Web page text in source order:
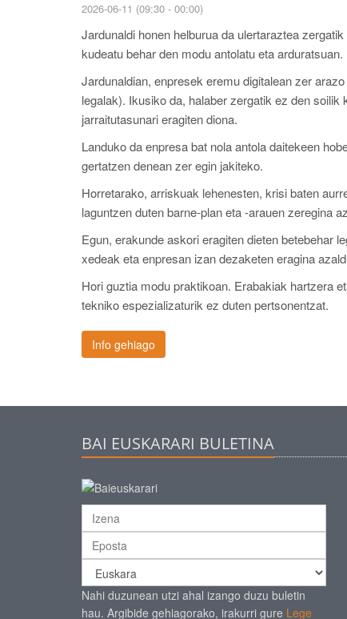
2026-06-11 (09:30 - 00:00)
Jardunaldi honen helburua da ulertaraztea
kudeatu behar den modu antolatu eta arduratsuan.
Jardunaldian, enpresek eremu digitalean zer
legalak). Ikusiko da, halaber zergatik ez den
jarraitutasunari eragiten diona.
Landuko da enpresa bat nola antola daitekeen
gertatzen denean zer egin jakiteko.
Horretarako, arriskuak lehenesten, krisi baten
laguntzen duten barne-plan eta -arauen zeregina
Egun, erakunde askori eragiten dieten betebehar
xedeak eta enpresan izan dezaketen eragina
Hori guztia modu praktikoan. Erabakiak hartzera
tekniko espezializaturik ez duten pertsonentzat.
Info gehiago
BAI EUSKARARI BULETINA
Nahi duzunean utzi ahal izango duzu buletin
hau. Argibide gehiagorako, irakurri gure Lege